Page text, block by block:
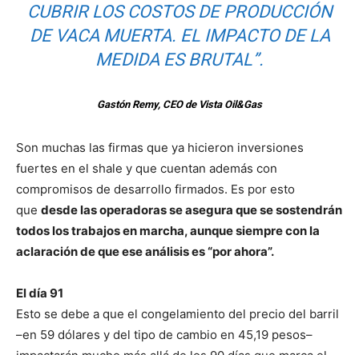
CUBRIR LOS COSTOS DE PRODUCCIÓN
DE VACA MUERTA. EL IMPACTO DE LA
MEDIDA ES BRUTAL”.
Gastón Remy, CEO de Vista Oil&Gas
Son muchas las firmas que ya hicieron inversiones
fuertes en el shale y que cuentan además con
compromisos de desarrollo firmados. Es por esto
que desde las operadoras se asegura que se sostendrán
todos los trabajos en marcha, aunque siempre con la
aclaración de que ese análisis es “por ahora”.
El día 91
Esto se debe a que el congelamiento del precio del barril
–en 59 dólares y del tipo de cambio en 45,19 pesos–